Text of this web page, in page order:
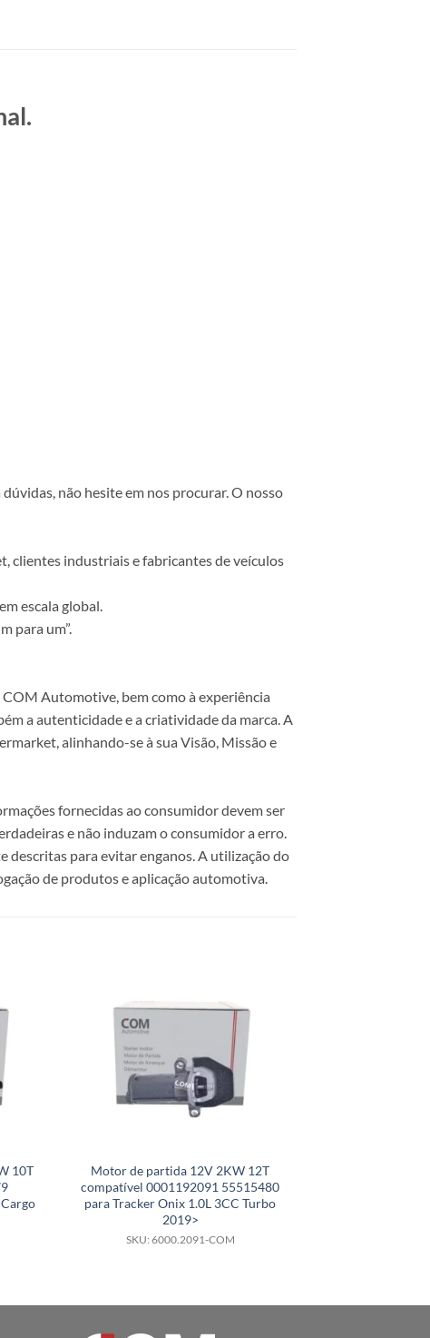
não hesite em nos procurar. O nosso
clientes industriais e fabricantes de veículos
escala global.
para um”.
Automotive, bem como à experiência
a autenticidade e a criatividade da marca. A
alinhando-se à sua Visão, Missão e
fornecidas ao consumidor devem ser
e não induzam o consumidor a erro.
descritas para evitar enganos. A utilização do
de produtos e aplicação automotiva.
10T
Motor de partida 12V 2KW 12T
compatível 0001192091 55515480
para Tracker Onix 1.0L 3CC Turbo
2019>
SKU: 6000.2091-COM